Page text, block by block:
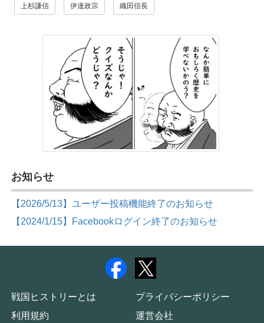
上杉謙信 伊達政宗 織田信長
お知らせ
【2026/5/13】ユーザー投稿機能終了のお知らせ
【2024/1/15】Facebookログイン終了のお知らせ
戦国ヒストリーとは
プライバシーポリシー
利用規約
運営会社